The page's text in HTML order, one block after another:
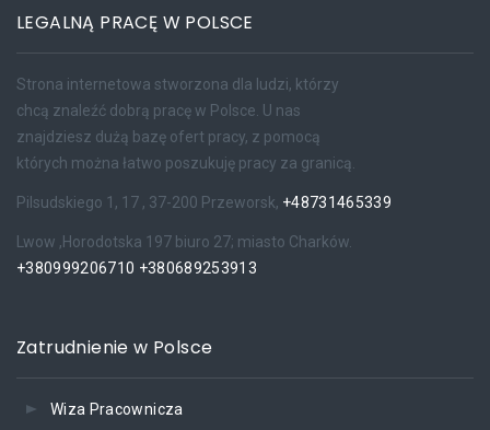
LEGALNĄ PRACĘ W POLSCE
Strona internetowa stworzona dla ludzi, którzy
chcą znaleźć dobrą pracę w Polsce. U nas
znajdziesz dużą bazę ofert pracy, z pomocą
których można łatwo poszukuję pracy za granicą.
Pilsudskiego 1, 17 , 37-200 Przeworsk, +48731465339
Lwow ,Horodotska 197 biuro 27; miasto Charków.
+380999206710 +380689253913
Zatrudnienie w Polsce
Wiza Pracownicza